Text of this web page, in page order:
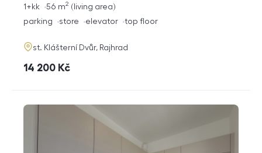
rozměry
disposition
1+kk living area
56 m2
funkce
parking store elevator top floor
adresa
st. Klášterní Dvůr, Rajhrad
cena
14 200 Kč